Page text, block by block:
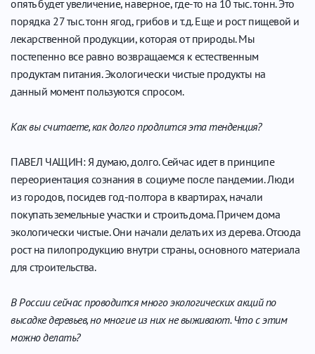
опять будет увеличение, наверное, где-то на 10 тыс. тонн. Это
порядка 27 тыс. тонн ягод, грибов и т.д. Еще и рост пищевой и
лекарственной продукции, которая от природы. Мы
постепенно все равно возвращаемся к естественным
продуктам питания. Экологически чистые продукты на
данный момент пользуются спросом.
Как вы считаете, как долго продлится эта тенденция?
ПАВЕЛ ЧАЩИН: Я думаю, долго. Сейчас идет в принципе
переориентация сознания в социуме поcле пандемии. Люди
из городов, посидев год-полтора в квартирах, начали
покупать земельные участки и строить дома. Причем дома
экологически чистые. Они начали делать их из дерева. Отсюда
рост на пилопродукцию внутри страны, основного материала
для строительства.
В России сейчас проводится много экологических акций по
высадке деревьев, но многие из них не выживают. Что с этим
можно делать?